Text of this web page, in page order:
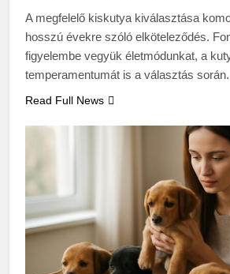
3 Nap Ezelőtt
Hogyan
3 Nap
A megfelelő kiskutya kiválasztása
hosszú évekre szóló elköteleződés.
figyelembe vegyük életmódunkat, a
temperamentumát is a választás során.
Read Full News